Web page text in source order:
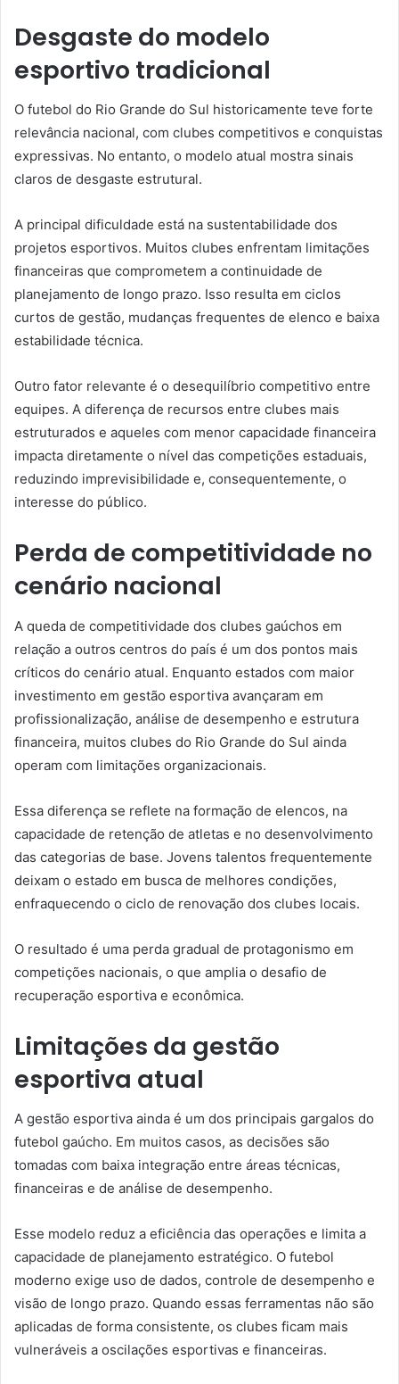
Desgaste do modelo
esportivo tradicional
O futebol do Rio Grande do Sul historicamente teve forte
relevância nacional, com clubes competitivos e conquistas
expressivas. No entanto, o modelo atual mostra sinais
claros de desgaste estrutural.
A principal dificuldade está na sustentabilidade dos
projetos esportivos. Muitos clubes enfrentam limitações
financeiras que comprometem a continuidade de
planejamento de longo prazo. Isso resulta em ciclos
curtos de gestão, mudanças frequentes de elenco e baixa
estabilidade técnica.
Outro fator relevante é o desequilíbrio competitivo entre
equipes. A diferença de recursos entre clubes mais
estruturados e aqueles com menor capacidade financeira
impacta diretamente o nível das competições estaduais,
reduzindo imprevisibilidade e, consequentemente, o
interesse do público.
Perda de competitividade no
cenário nacional
A queda de competitividade dos clubes gaúchos em
relação a outros centros do país é um dos pontos mais
críticos do cenário atual. Enquanto estados com maior
investimento em gestão esportiva avançaram em
profissionalização, análise de desempenho e estrutura
financeira, muitos clubes do Rio Grande do Sul ainda
operam com limitações organizacionais.
Essa diferença se reflete na formação de elencos, na
capacidade de retenção de atletas e no desenvolvimento
das categorias de base. Jovens talentos frequentemente
deixam o estado em busca de melhores condições,
enfraquecendo o ciclo de renovação dos clubes locais.
O resultado é uma perda gradual de protagonismo em
competições nacionais, o que amplia o desafio de
recuperação esportiva e econômica.
Limitações da gestão
esportiva atual
A gestão esportiva ainda é um dos principais gargalos do
futebol gaúcho. Em muitos casos, as decisões são
tomadas com baixa integração entre áreas técnicas,
financeiras e de análise de desempenho.
Esse modelo reduz a eficiência das operações e limita a
capacidade de planejamento estratégico. O futebol
moderno exige uso de dados, controle de desempenho e
visão de longo prazo. Quando essas ferramentas não são
aplicadas de forma consistente, os clubes ficam mais
vulneráveis a oscilações esportivas e financeiras.